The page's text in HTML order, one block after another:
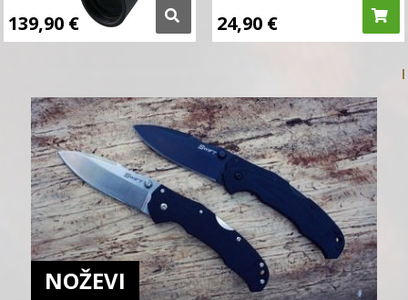
139,90 € 24,90 €
NOŽEVI